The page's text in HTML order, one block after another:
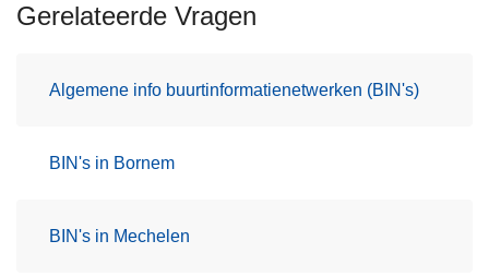
Gerelateerde Vragen
Algemene info buurtinformatienetwerken (BIN's)
BIN's in Bornem
BIN's in Mechelen